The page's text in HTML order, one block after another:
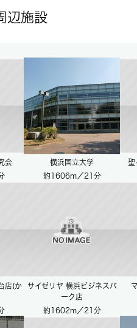
辺施設
会
横浜国立大学
約1606m／21分
聖
店(か
サイゼリヤ 横浜ビジネスパ
ーク店
約1602m／21分